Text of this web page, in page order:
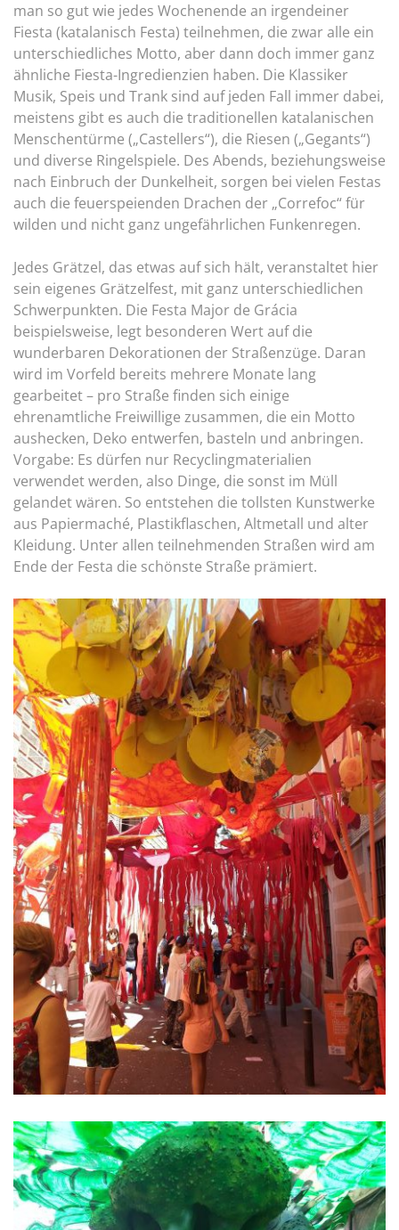
man so gut wie jedes Wochenende an irgendeiner
Fiesta (katalanisch Festa) teilnehmen, die zwar alle ein
unterschiedliches Motto, aber dann doch immer ganz
ähnliche Fiesta-Ingredienzien haben. Die Klassiker
Musik, Speis und Trank sind auf jeden Fall immer dabei,
meistens gibt es auch die traditionellen katalanischen
Menschentürme („Castellers“), die Riesen („Gegants“)
und diverse Ringelspiele. Des Abends, beziehungsweise
nach Einbruch der Dunkelheit, sorgen bei vielen Festas
auch die feuerspeienden Drachen der „Correfoc“ für
wilden und nicht ganz ungefährlichen Funkenregen.
Jedes Grätzel, das etwas auf sich hält, veranstaltet hier
sein eigenes Grätzelfest, mit ganz unterschiedlichen
Schwerpunkten. Die Festa Major de Grácia
beispielsweise, legt besonderen Wert auf die
wunderbaren Dekorationen der Straßenzüge. Daran
wird im Vorfeld bereits mehrere Monate lang
gearbeitet – pro Straße finden sich einige
ehrenamtliche Freiwillige zusammen, die ein Motto
aushecken, Deko entwerfen, basteln und anbringen.
Vorgabe: Es dürfen nur Recyclingmaterialien
verwendet werden, also Dinge, die sonst im Müll
gelandet wären. So entstehen die tollsten Kunstwerke
aus Papiermaché, Plastikflaschen, Altmetall und alter
Kleidung. Unter allen teilnehmenden Straßen wird am
Ende der Festa die schönste Straße prämiert.